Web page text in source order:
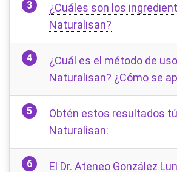
¿Cuáles son los
Naturalisan?
¿Cuál es el método de
Naturalisan? ¿Cómo se
Obtén estos resultados
Naturalisan:
El Dr. Ateneo González